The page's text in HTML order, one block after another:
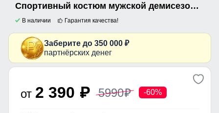
Спортивный костюм мужской демисезонный на флисе черного цвета 332Ch
В наличии Гарантия качества!
Заберите до 350 000 ₽
партнёрских денег
от 2 390 p 5990p -60%